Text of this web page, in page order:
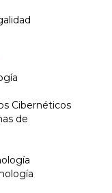
Cibernéticos
de